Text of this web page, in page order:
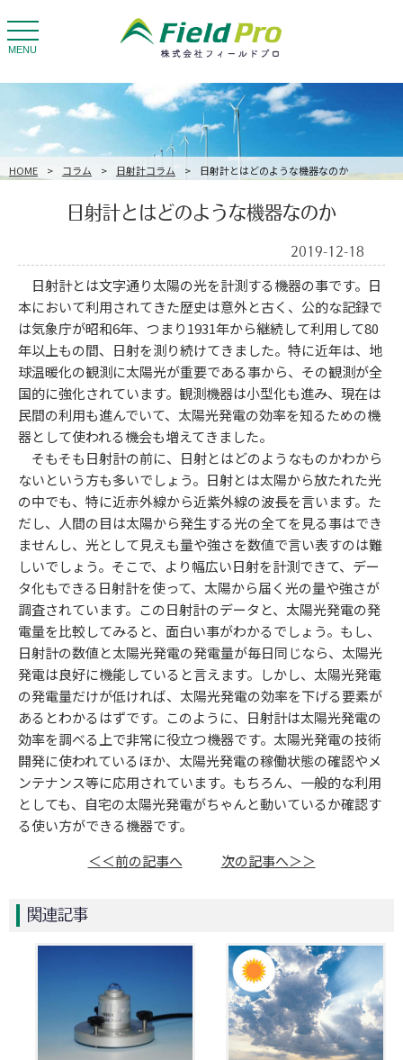
toggle
navigation
MENU
HOME > コラム > 日射計コラム > 日射計とはどのような機器なのか
日射計とはどのような機器なのか
2019-12-18
日射計とは文字通り太陽の光を計測する機器の事です。日
本において利用されてきた歴史は意外と古く、公的な記録で
は気象庁が昭和6年、つまり1931年から継続して利用して80
年以上もの間、日射を測り続けてきました。特に近年は、地
球温暖化の観測に太陽光が重要である事から、その観測が全
国的に強化されています。観測機器は小型化も進み、現在は
民間の利用も進んでいて、太陽光発電の効率を知るための機
器として使われる機会も増えてきました。
そもそも日射計の前に、日射とはどのようなものかわから
ないという方も多いでしょう。日射とは太陽から放たれた光
の中でも、特に近赤外線から近紫外線の波長を言います。た
だし、人間の目は太陽から発生する光の全てを見る事はでき
ませんし、光として見えも量や強さを数値で言い表すのは難
しいでしょう。そこで、より幅広い日射を計測できて、デー
タ化もできる日射計を使って、太陽から届く光の量や強さが
調査されています。この日射計のデータと、太陽光発電の発
電量を比較してみると、面白い事がわかるでしょう。もし、
日射計の数値と太陽光発電の発電量が毎日同じなら、太陽光
発電は良好に機能していると言えます。しかし、太陽光発電
の発電量だけが低ければ、太陽光発電の効率を下げる要素が
あるとわかるはずです。このように、日射計は太陽光発電の
効率を調べる上で非常に役立つ機器です。太陽光発電の技術
開発に使われているほか、太陽光発電の稼働状態の確認やメ
ンテナンス等に応用されています。もちろん、一般的な利用
としても、自宅の太陽光発電がちゃんと動いているか確認す
る使い方ができる機器です。
＜＜前の記事へ
次の記事へ＞＞
関連記事